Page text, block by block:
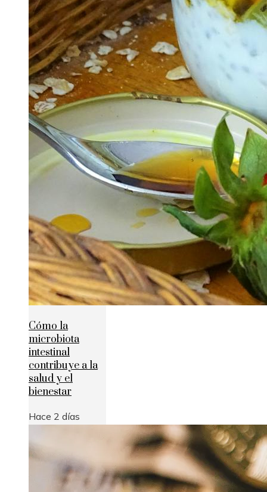
Cómo la
microbiota
intestinal
contribuye a la
salud y el
bienestar
Hace 2 días